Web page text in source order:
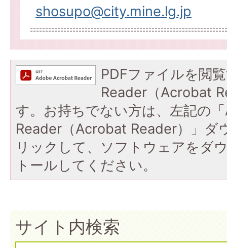
shosupo@city.mine.lg.jp
PDFファイルを閲
Reader（Acrobat
す。お持ちでない方は、左記の
Reader（Acrobat Reader）」ダ
リックして、ソフトウェアをダ
トールしてください。
サイト内検索